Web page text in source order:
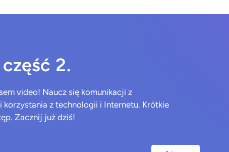
2.
video! Naucz się komunikacji z
z technologii i Internetu. Krótkie
Zacznij już dziś!